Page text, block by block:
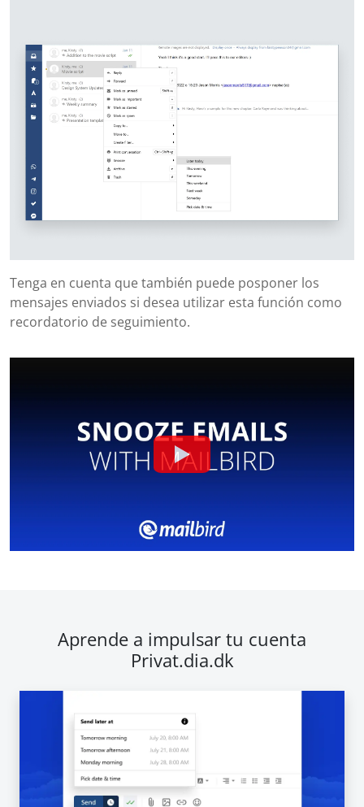
Tenga en cuenta que también puede posponer los
mensajes enviados si desea utilizar esta función como
recordatorio de seguimiento.
Aprende a impulsar tu cuenta
Privat.dia.dk